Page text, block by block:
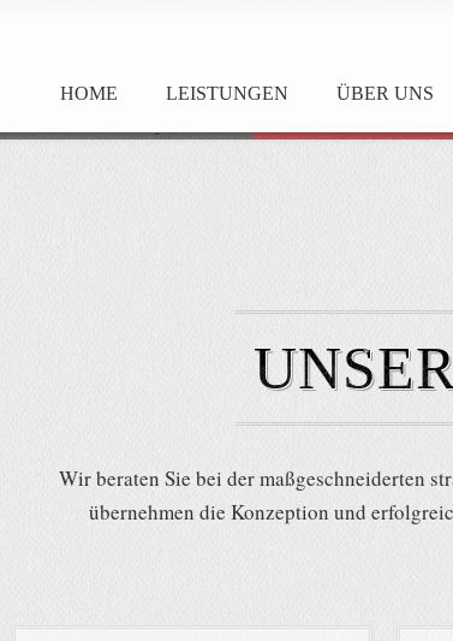
HOME LEISTUNGEN ÜBER UNS
Wir beraten Sie bei der maßgeschneiderten
übernehmen die Konzeption und